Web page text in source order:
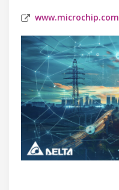
www.microchip.com